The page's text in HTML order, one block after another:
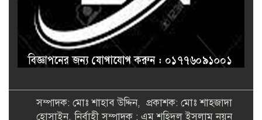
সম্পাদক: মোঃ শাহাব উদ্দিন, প্রকাশক: মোঃ শাহজাদা
হোসাইন, নির্বাহী সম্পাদক : এম শহিদুল ইসলাম নয়ন